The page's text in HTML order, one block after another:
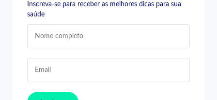
Inscreva-se para receber as melhores dicas para sua
saúde